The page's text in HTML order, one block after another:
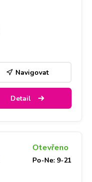
Navigovat
Detail
Otevřeno
Po-Ne: 9-21